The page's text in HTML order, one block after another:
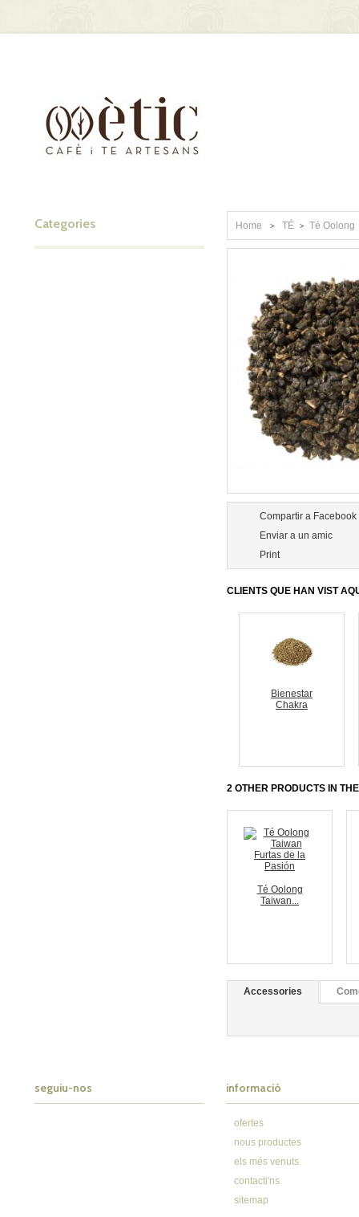
Categories Home > TÉ > Té Oolong
Compartir a Facebook
Enviar a un amic
Print
CLIENTS QUE HAN VIST
Bienestar
Chakra
2 OTHER PRODUCTS IN
Té Oolong
Taiwan...
Accessories
seguiu-nos informació
ofertes
nous productes
els més venuts
contacti'ns
sitemap